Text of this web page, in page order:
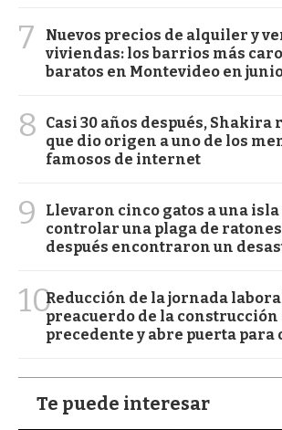
7
Nuevos precios de alquiler y
viviendas: los barrios más
baratos en Montevideo en
8
Casi 30 años después, Shakira
que dio origen a uno de los
famosos de internet
9
Llevaron cinco gatos a una
controlar una plaga de
después encontraron un
10Reducción de la jornada
preacuerdo de la
precedente y abre puerta para
Te puede interesar